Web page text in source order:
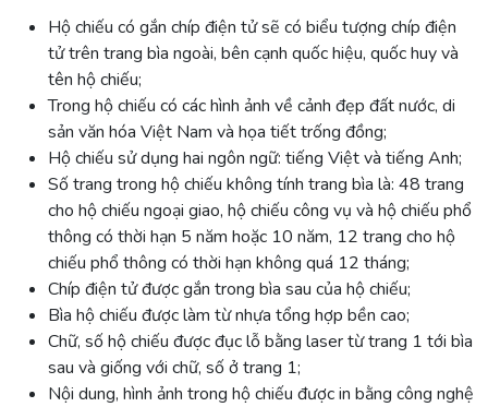
Hộ chiếu có gắn chíp điện tử sẽ có biểu tượng chíp điện
tử trên trang bìa ngoài, bên cạnh quốc hiệu, quốc huy và
tên hộ chiếu;
Trong hộ chiếu có các hình ảnh về cảnh đẹp đất nước, di
sản văn hóa Việt Nam và họa tiết trống đồng;
Hộ chiếu sử dụng hai ngôn ngữ: tiếng Việt và tiếng Anh;
Số trang trong hộ chiếu không tính trang bìa là: 48 trang
cho hộ chiếu ngoại giao, hộ chiếu công vụ và hộ chiếu phổ
thông có thời hạn 5 năm hoặc 10 năm, 12 trang cho hộ
chiếu phổ thông có thời hạn không quá 12 tháng;
Chíp điện tử được gắn trong bìa sau của hộ chiếu;
Bìa hộ chiếu được làm từ nhựa tổng hợp bền cao;
Chữ, số hộ chiếu được đục lỗ bằng laser từ trang 1 tới bìa
sau và giống với chữ, số ở trang 1;
Nội dung, hình ảnh trong hộ chiếu được in bằng công nghệ